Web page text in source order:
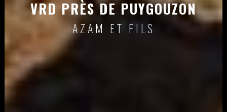
VRD PRÈS DE PUYGOUZON
AZAM ET FILS